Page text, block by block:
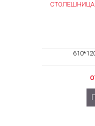
СТОЛЕШНИЦА